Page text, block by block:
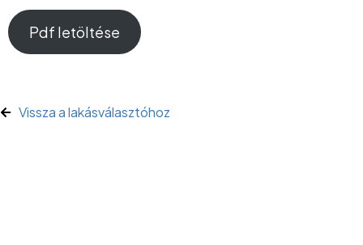
Pdf letöltése
Vissza a lakásválasztóhoz